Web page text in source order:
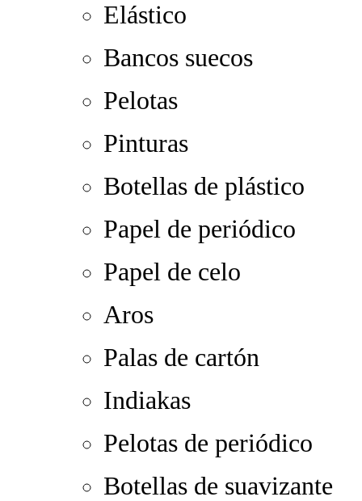
Elástico
Bancos suecos
Pelotas
Pinturas
Botellas de plástico
Papel de periódico
Papel de celo
Aros
Palas de cartón
Indiakas
Pelotas de periódico
Botellas de suavizante